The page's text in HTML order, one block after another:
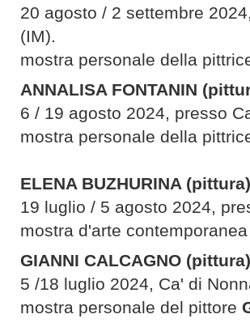
20 agosto / 2 settembre
(IM).
mostra personale della
ANNALISA FONTANIN
6 / 19 agosto 2024, presso
mostra personale della
ELENA BUZHURINA (pittura)
19 luglio / 5 agosto 2024,
mostra d'arte
GIANNI CALCAGNO (pittura)
5 /18 luglio 2024, Ca' di
mostra personale del pittore